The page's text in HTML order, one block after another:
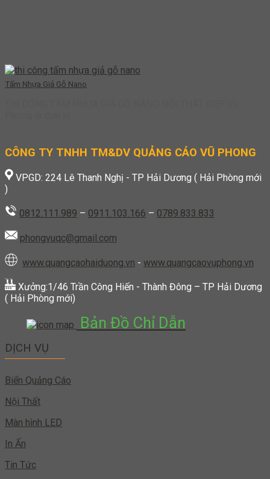
Tấm Nhựa Giả Gỗ Nano
CÔNG TY TNHH TM&DV QUẢNG CÁO VŨ PHONG
VPGD: 224 Lê Thanh Nghị - TP Hải Dương ( Hải Phòng mới
)
0812.111.989 – 0911.103.166 – 0789.833.833
phongvuqc@gmail.com
www.quangcaohaiduong.vn - www.quangcaovuphong.vn
Xưởng:1/46 Trần Công Hiến - Thành Đông – TP Hải Dương
( Hải Phòng mới)
Bản Đồ Chỉ Dẫn
DỊCH VỤ
Biển Quảng Cáo
Nội Thất
Màn hình LED
In Ấn
Tin Tức